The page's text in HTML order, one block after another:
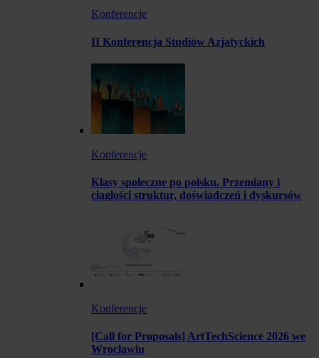
Konferencje
II Konferencja Studiów Azjatyckich
Konferencje
Klasy społeczne po polsku. Przemiany i
ciągłości struktur, doświadczeń i dyskursów
Konferencje
[Call for Proposals] ArtTechScience 2026 we
Wrocławiu